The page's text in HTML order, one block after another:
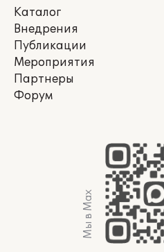
Каталог
Внедрения
Публикации
Мероприятия
Партнеры
Форум
Мы в Max